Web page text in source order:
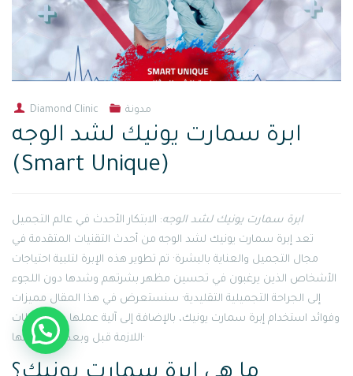
Diamond Clinic مدونة
ابرة سمارت يونيك لشد الوجه
(Smart Unique)
ابرة سمارت يونيك لشد الوجه: الابتكار الأحدث في عالم التجميل
تعد إبرة سمارت يونيك لشد الوجه من أحدث التقنيات المتقدمة في
مجال التجميل والعناية بالبشرة· تم تطوير هذه الإبرة لتلبية احتياجات
الأشخاص الذين يرغبون في تحسين مظهر بشرتهم وشدها دون اللجوء
إلى الجراحة التجميلية التقليدية· سنستعرض في هذا المقال مميزات
وفوائد استخدام إبرة سمارت يونيك، بالإضافة إلى آلية عملها والاحتياطات
اللازمة قبل وبعد استخدامها·